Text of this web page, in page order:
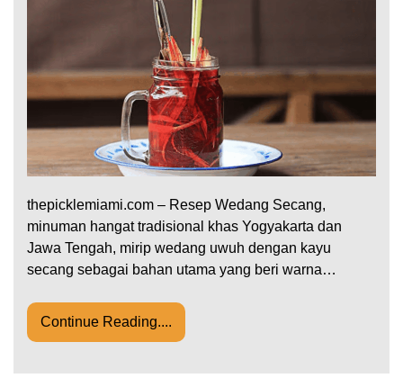
thepicklemiami.com – Resep Wedang Secang,
minuman hangat tradisional khas Yogyakarta dan
Jawa Tengah, mirip wedang uwuh dengan kayu
secang sebagai bahan utama yang beri warna…
Continue Reading....